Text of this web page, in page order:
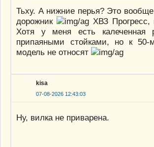
Тьху. А нижние перья? Это вообще
дорожник
ХВЗ Прогресс,
Хотя у меня есть калеченная
припаяными стойками, но к 50-
модель не относят
kisa
07-08-2026 12:43:03
Ну, вилка не приварена.